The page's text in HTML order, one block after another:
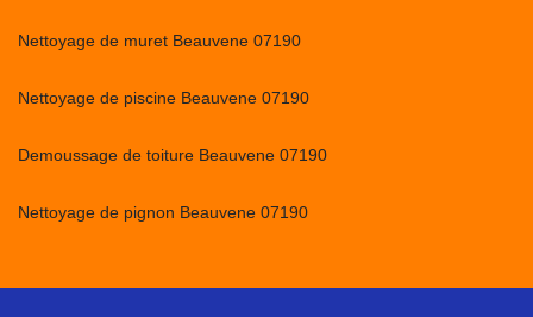
Nettoyage de muret Beauvene 07190
Nettoyage de piscine Beauvene 07190
Demoussage de toiture Beauvene 07190
Nettoyage de pignon Beauvene 07190